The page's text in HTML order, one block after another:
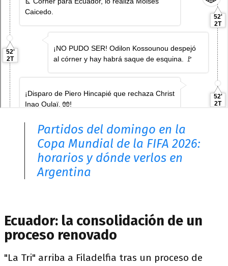
Partidos del domingo en la
Copa Mundial de la FIFA 2026:
horarios y dónde verlos en
Argentina
Ecuador: la consolidación de un
proceso renovado
"La Tri" arriba a Filadelfia tras un proceso de